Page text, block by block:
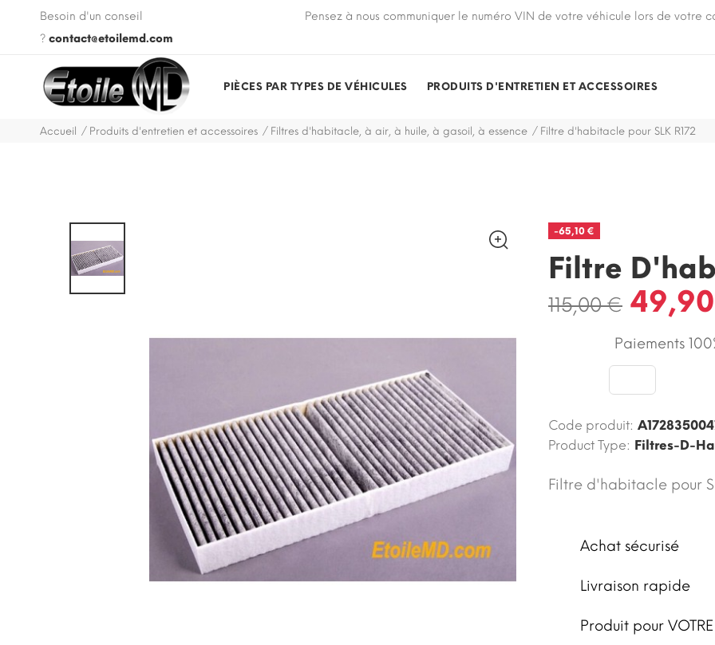
Besoin d'un conseil
? contact@etoilemd.com
VIN de votre véhicule lors de votre commande. Pensez à nous communiquer le numéro VIN de votre véhicule lors de votre
PIÈCES PAR TYPES DE VÉHICULES PRODUITS D'ENTRETIEN ET ACCESSOIRES
Accueil Produits d'entretien et accessoires Filtres d'habitacle, à air, à huile, à gasoil, à essence Filtre d'habitacle pour SLK R172
-65,10 €
Filtre
115,00 €
Paiements
Code produit:
Product Type: Filtres-D-
Filtre d'habitacle pour
Achat sécurisé
Livraison rapide
Produit pour